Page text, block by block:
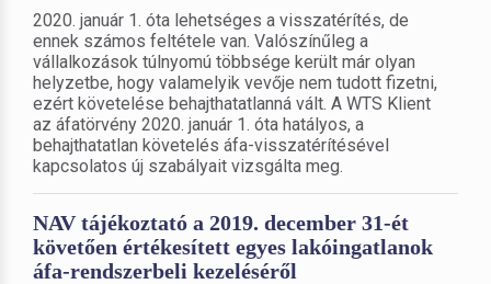
2020. január 1. óta lehetséges a visszatérítés, de
ennek számos feltétele van. Valószínűleg a
vállalkozások túlnyomú többsége került már olyan
helyzetbe, hogy valamelyik vevője nem tudott fizetni,
ezért követelése behajthatatlanná vált. A WTS Klient
az áfatörvény 2020. január 1. óta hatályos, a
behajthatatlan követelés áfa-visszatérítésével
kapcsolatos új szabályait vizsgálta meg.
NAV tájékoztató a 2019. december 31-ét
követően értékesített egyes lakóingatlanok
áfa-rendszerbeli kezeléséről